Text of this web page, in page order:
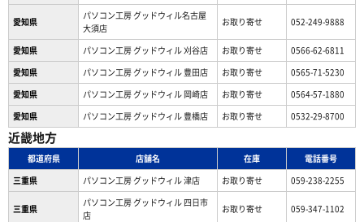
愛知県
パソコン工房 グッドウィル名古屋
大須店
お取り寄せ 052-249-9888
愛知県 パソコン工房 グッドウィル 刈谷店 お取り寄せ
0566-62-6811
愛知県
パソコン工房 グッドウィル 豊田店 お取り寄せ
0565-71-5230
愛知県
パソコン工房 グッドウィル 岡崎店 お取り寄せ
0564-57-1880
愛知県
パソコン工房 グッドウィル 豊橋店 お取り寄せ 0532-29-8700
近畿地方
都道府県 店舗名 在庫
電話番号
三重県
パソコン工房 グッドウィル 津店 お取り寄せ 059-238-2255
三重県
パソコン工房 グッドウィル 四日市
店
お取り寄せ 059-347-1102